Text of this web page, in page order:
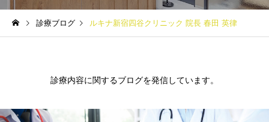
診療ブログ ルキナ新宿四谷クリニック 院長 春田 英律
診療内容に関するブログを発信しています。